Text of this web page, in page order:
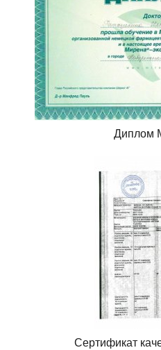
Диплом
Сертификат